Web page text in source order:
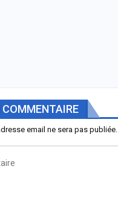
COMMENTAIRE
email ne sera pas publiée.